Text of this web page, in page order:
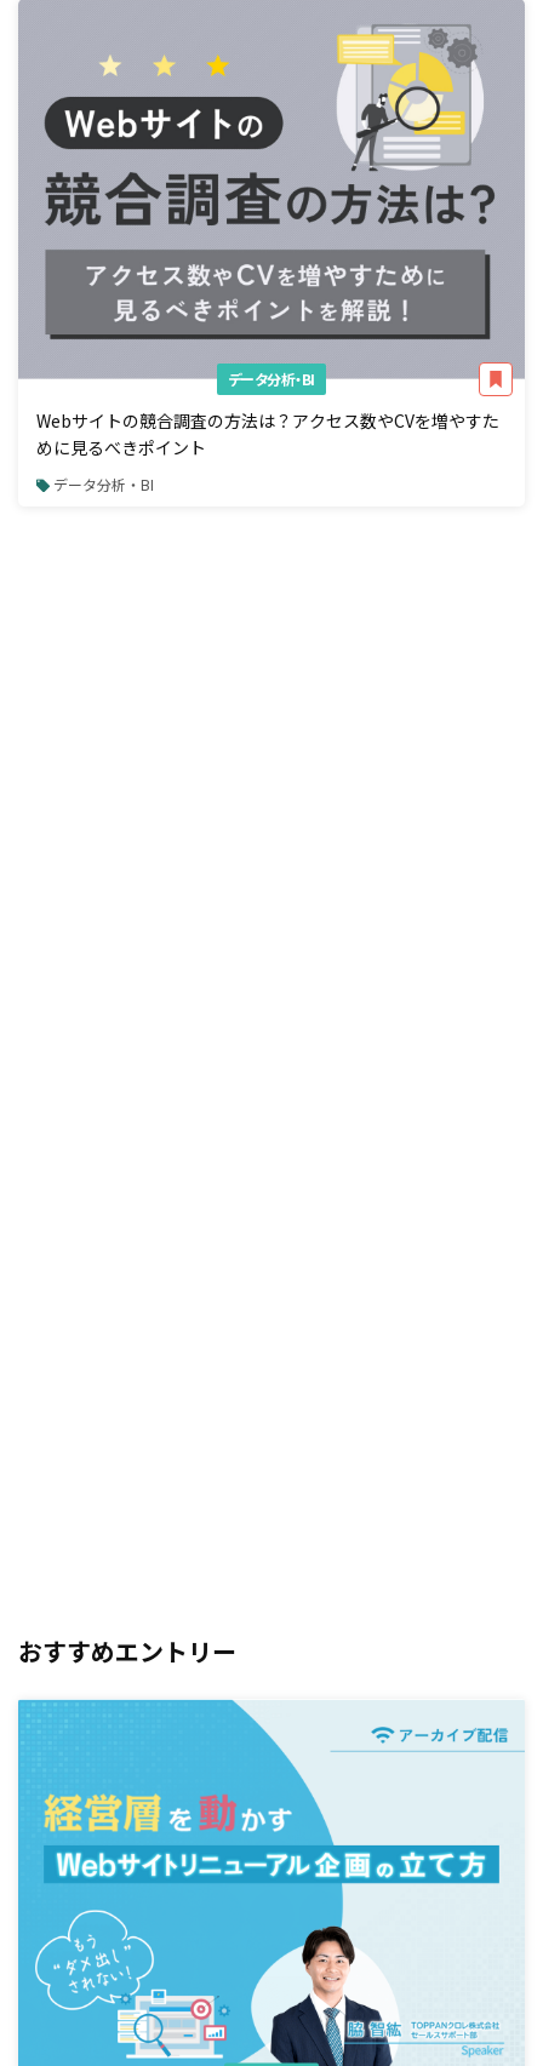
データ分析・BI
Webサイトの競合調査の方法は？アクセス数やCVを増やすた
めに見るべきポイント
データ分析・BI
おすすめエントリー